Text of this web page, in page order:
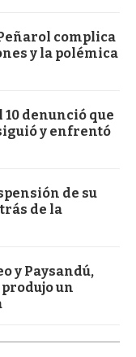
complica
y la polémica
denunció que
y enfrentó
de su
de la
y Paysandú,
un